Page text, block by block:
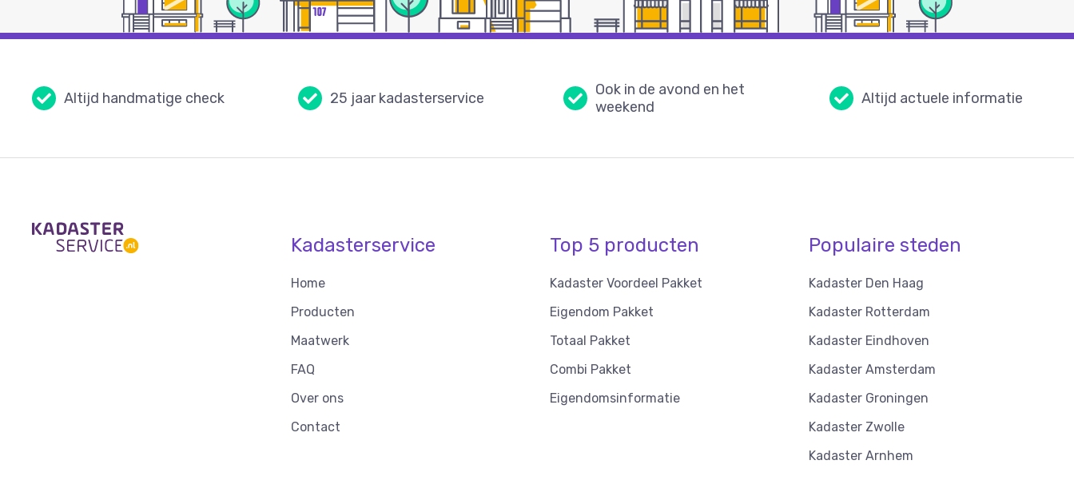
Altijd handmatige check 25 jaar kadasterservice
Ook in de avond en het
weekend
Altijd actuele informatie
Kadasterservice
Home
Producten
Maatwerk
FAQ
Over ons
Contact
Top 5 producten
Kadaster Voordeel Pakket
Eigendom Pakket
Totaal Pakket
Combi Pakket
Eigendomsinformatie
Populaire steden
Kadaster Den Haag
Kadaster Rotterdam
Kadaster Eindhoven
Kadaster Amsterdam
Kadaster Groningen
Kadaster Zwolle
Kadaster Arnhem